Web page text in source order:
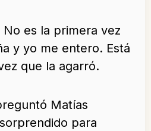
es la primera vez
y yo me entero. Está
que la agarró.
Matías
para